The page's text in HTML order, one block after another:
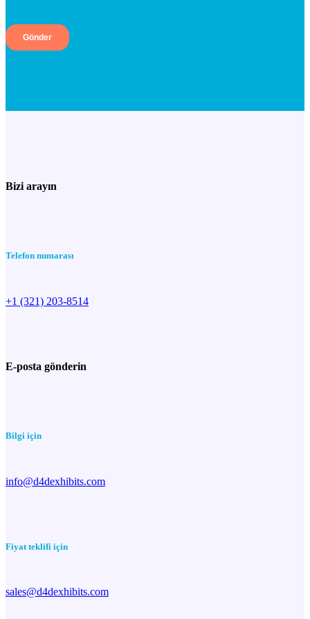
Bizi arayın
Telefon numarası
+1 (321) 203-8514
E-posta gönderin
Bilgi için
info@d4dexhibits.com
Fiyat teklifi için
sales@d4dexhibits.com